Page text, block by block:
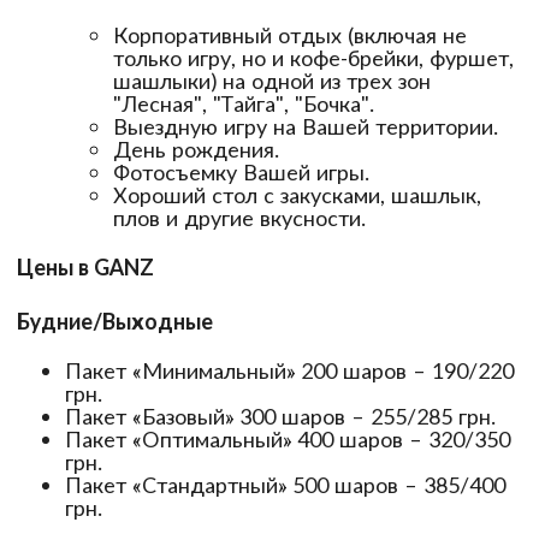
Корпоративный отдых (включая не
только игру, но и кофе-брейки, фуршет,
шашлыки) на одной из трех зон
"Лесная", "Тайга", "Бочка".
Выездную игру на Вашей территории.
День рождения.
Фотосъемку Вашей игры.
Хороший стол с закусками, шашлык,
плов и другие вкусности.
Цены в GANZ
Будние/Выходные
Пакет «Минимальный» 200 шаров – 190/220
грн.
Пакет «Базовый» 300 шаров – 255/285 грн.
Пакет «Оптимальный» 400 шаров – 320/350
грн.
Пакет «Стандартный» 500 шаров – 385/400
грн.